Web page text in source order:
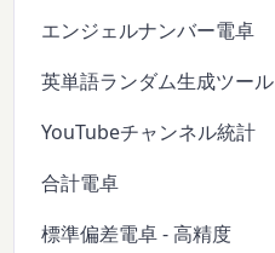
エンジェルナンバー電卓
英単語ランダム生成ツール
YouTubeチャンネル統計
合計電卓
標準偏差電卓 - 高精度